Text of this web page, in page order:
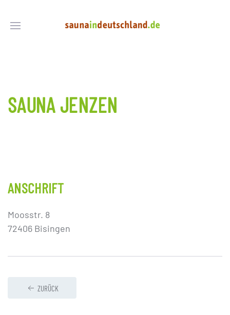
SAUNA JENZEN
ANSCHRIFT
Moosstr. 8
72406 Bisingen
ZURÜCK